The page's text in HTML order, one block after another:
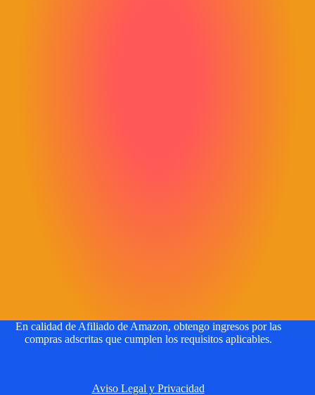
En calidad de Afiliado de Amazon, obtengo ingresos por las
compras adscritas que cumplen los requisitos aplicables.
Aviso Legal y Privacidad